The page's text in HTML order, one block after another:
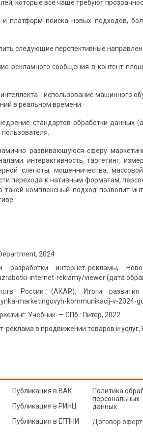
которые все чаще требуют
платформ поиска новых подходов,
следующие перспективные
рекламного сообщения в контент-
- использование машинного
в реальном времени.
стандартов обработки данных
развивающуюся сферу
интерактивность, таргетинг,
слепоты, мошенничества,
перехода к нативным форматам,
комплексный подход позволит
2024
разработки интернет-рекламы,
internet-reklamy/viewer (дата
России (АКАР). Итоги
marketingovyh-kommunikacij-v-2024-
Учебник. — СПб.: Питер, 2022.
в продвижении товаров и услуг,
Публикация в ВАК
Публикация в РИНЦ
Публикация в ЕГПНИ
Политика
персональных
данных
Договор